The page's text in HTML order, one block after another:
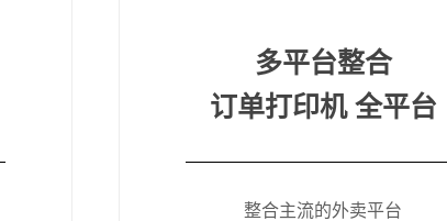
多平台整合
订单打印机 全平台
整合主流的外卖平台